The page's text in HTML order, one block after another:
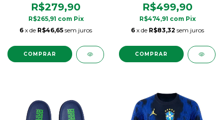
R$279,90
R$265,91 com Pix
6 x de R$46,65 sem juros
COMPRAR
Nike
R$499,90
R$474,91 com Pix
6 x de R$83,32 sem juros
COMPRAR